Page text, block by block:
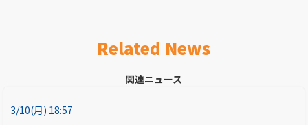
Related News
関連ニュース
3/10(月) 18:57